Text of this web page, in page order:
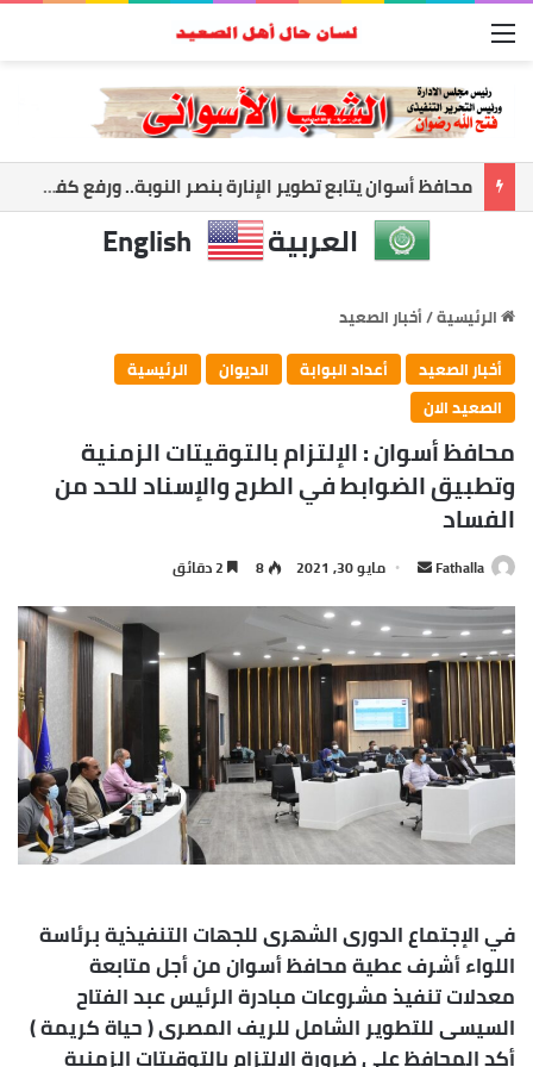
القائمة
أسوان تعزز الشراكة الأمنية.. المحافظ ومدير الأمن يبحثان ملفات الأمن والتنميه
العربية English
الرئيسية/أخبار الصعيد
أخبار الصعيد
أعداد البوابة الديوان
الرئيسية
الصعيد الان
محافظ أسوان : الإلتزام بالتوقيتات الزمنية
وتطبيق الضوابط في الطرح والإسناد للحد من
الفساد
Fathalla
أرسل
إلكترونيا
مايو 30, 2021 8
في الإجتماع الدورى الشهرى للجهات التنفيذية برئاسة
اللواء أشرف عطية محافظ أسوان من أجل متابعة
معدلات تنفيذ مشروعات مبادرة الرئيس عبد الفتاح
السيسى للتطوير الشامل للريف المصرى ( حياة كريمة )
أكد المحافظ على ضرورة الإلتزام بالتوقيتات الزمنية